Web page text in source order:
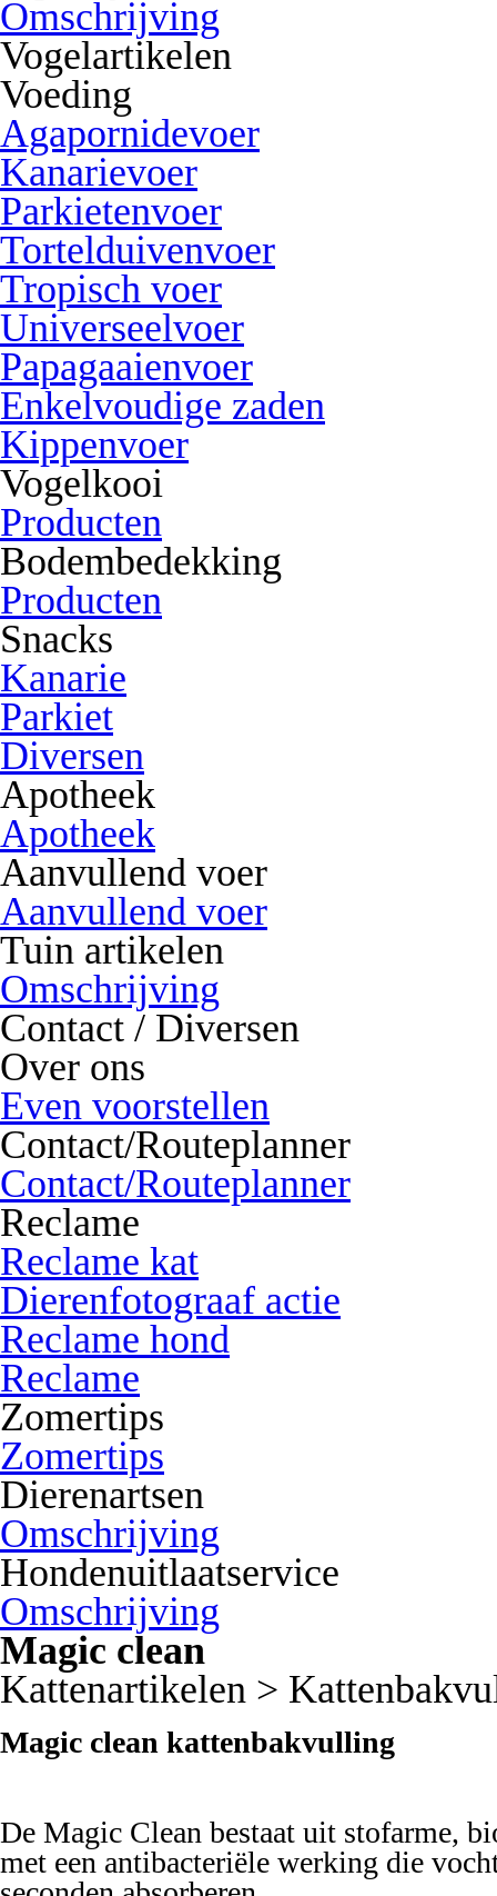
Omschrijving
Vogelartikelen
Voeding
Agapornidevoer
Kanarievoer
Parkietenvoer
Tortelduivenvoer
Tropisch voer
Universeelvoer
Papagaaienvoer
Enkelvoudige zaden
Kippenvoer
Vogelkooi
Producten
Bodembedekking
Producten
Snacks
Kanarie
Parkiet
Diversen
Apotheek
Apotheek
Aanvullend voer
Aanvullend voer
Tuin artikelen
Omschrijving
Contact / Diversen
Over ons
Even voorstellen
Contact/Routeplanner
Contact/Routeplanner
Reclame
Reclame kat
Dierenfotograaf actie
Reclame hond
Reclame
Zomertips
Zomertips
Dierenartsen
Omschrijving
Hondenuitlaatservice
Omschrijving
Magic clean
Kattenartikelen >
Magic clean kattenbakvulling
De Magic Clean bestaat uit stofarme,
met een antibacteriële werking die